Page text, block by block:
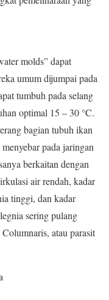
molds” dapat
umum dijumpai pada
tumbuh pada selang
optimal 15 – 30 °C.
bagian tubuh ikan
pada jaringan
berkaitan dengan
air rendah, kadar
tinggi, dan kadar
sering pulang
atau parasit